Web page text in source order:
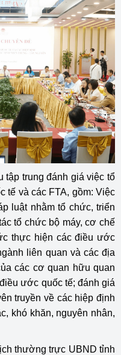
tập trung đánh giá việc tổ
tế và các FTA, gồm: Việc
luật nhằm tổ chức, triển
tổ chức bộ máy, cơ chế
thực hiện các điều ước
liên quan và các địa
các cơ quan hữu quan
ước quốc tế; đánh giá
truyền về các hiệp định
khó khăn, nguyên nhân,
thường trực UBND tỉnh